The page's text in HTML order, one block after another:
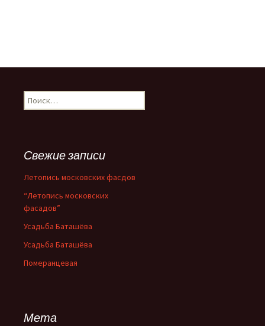
Н
а
:Свежие записи
Летопись московских фасдов
“Летопись московских
фасадов”
Усадьба Баташёва
Усадьба Баташёва
Померанцевая
Мета